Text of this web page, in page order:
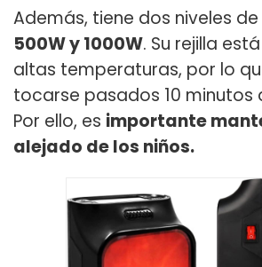
Además, tiene dos niveles
500W y 1000W. Su rejilla
altas temperaturas, por lo
tocarse pasados 10 minutos
Por ello, es importante
alejado de los niños.